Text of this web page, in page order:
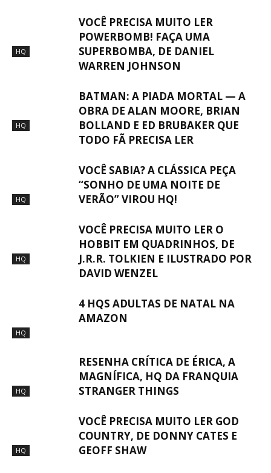
HQ
VOCÊ PRECISA MUITO LER
POWERBOMB! FAÇA UMA
SUPERBOMBA, DE DANIEL
WARREN JOHNSON
HQ
BATMAN: A PIADA MORTAL — A
OBRA DE ALAN MOORE, BRIAN
BOLLAND E ED BRUBAKER QUE
TODO FÃ PRECISA LER
HQ
VOCÊ SABIA? A CLÁSSICA PEÇA
“SONHO DE UMA NOITE DE
VERÃO” VIROU HQ!
HQ
VOCÊ PRECISA MUITO LER O
HOBBIT EM QUADRINHOS, DE
J.R.R. TOLKIEN E ILUSTRADO POR
DAVID WENZEL
HQ
4 HQS ADULTAS DE NATAL NA
AMAZON
HQ
RESENHA CRÍTICA DE ÉRICA, A
MAGNÍFICA, HQ DA FRANQUIA
STRANGER THINGS
HQ
VOCÊ PRECISA MUITO LER GOD
COUNTRY, DE DONNY CATES E
GEOFF SHAW